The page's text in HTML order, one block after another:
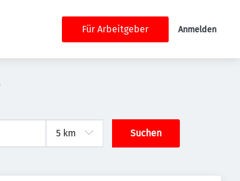
Für Arbeitgeber Anmelden
Suchen